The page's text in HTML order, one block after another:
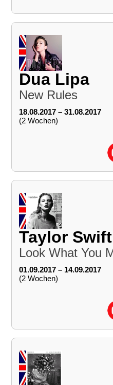
Dua Lipa
New Rules
18.08.2017 – 31.08.2017
(2 Wochen)
Taylor Swift
Look What You
01.09.2017 – 14.09.2017
(2 Wochen)